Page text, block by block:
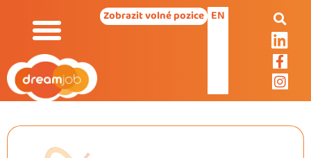
Zobrazit volné pozice EN